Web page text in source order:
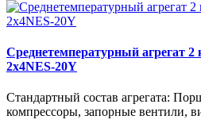
Среднетемпературный агрегат
2x4NES-20Y
Стандартный состав агрегата:
компрессоры, запорные вентили,